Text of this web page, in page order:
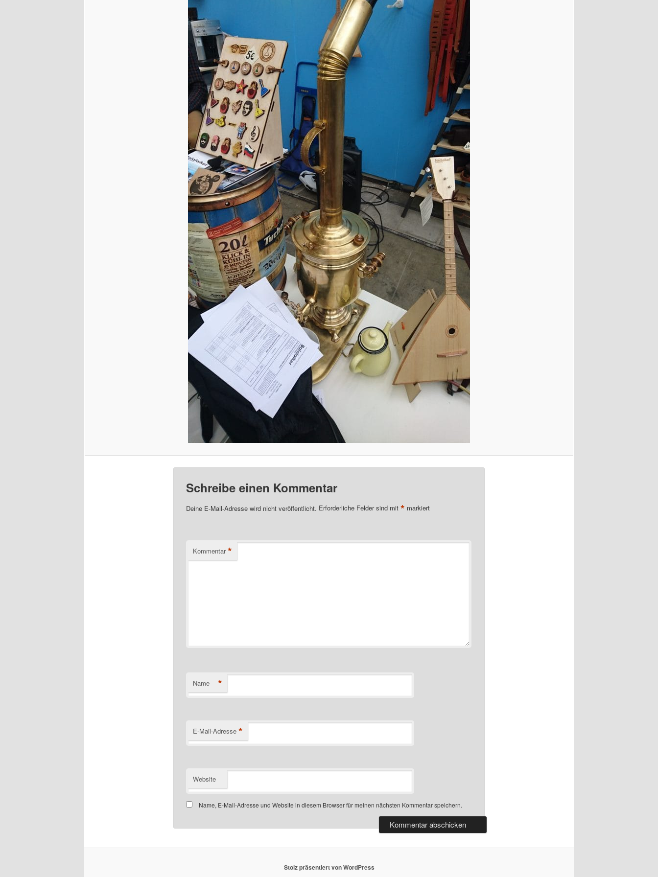
Schreibe einen Kommentar
Deine E-Mail-Adresse wird nicht veröffentlicht. Erforderliche Felder sind mit * markiert
Kommentar *
Name *
E-Mail-Adresse *
Website
Name, E-Mail-Adresse und Website in diesem Browser für meinen nächsten Kommentar speichern.
Stolz präsentiert von WordPress